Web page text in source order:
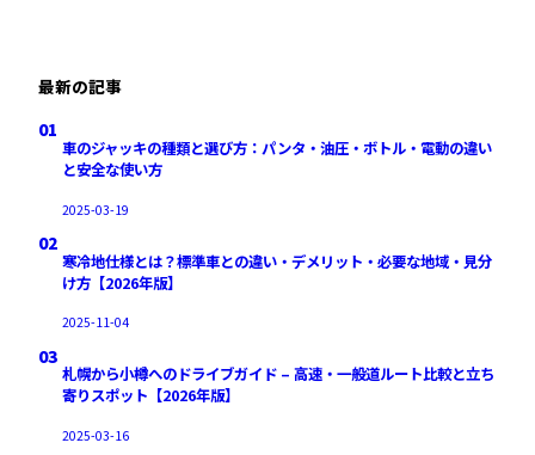
最新の記事
01
車のジャッキの種類と選び方：パンタ・油圧・ボトル・電動の違い
と安全な使い方
2025-03-19
02
寒冷地仕様とは？標準車との違い・デメリット・必要な地域・見分
け方【2026年版】
2025-11-04
03
札幌から小樽へのドライブガイド – 高速・一般道ルート比較と立ち
寄りスポット【2026年版】
2025-03-16